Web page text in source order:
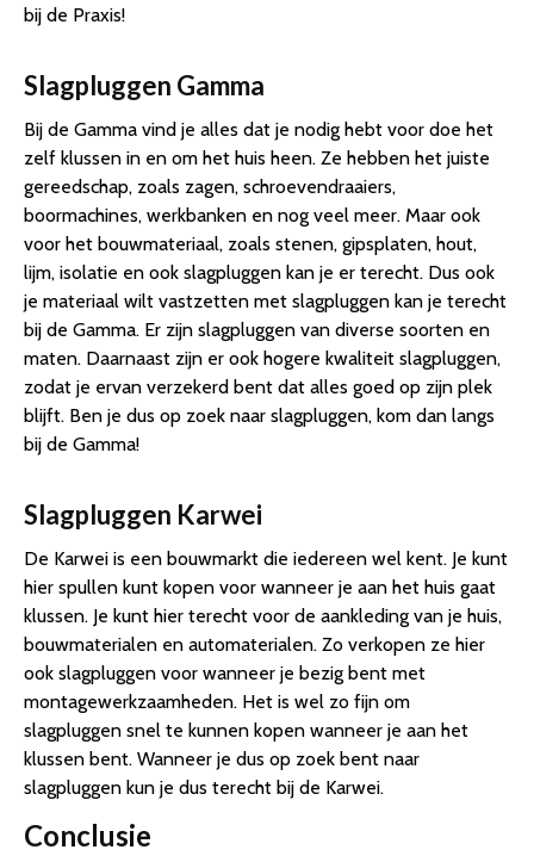
bij de Praxis!
Slagpluggen Gamma
Bij de Gamma vind je alles dat je nodig hebt voor doe het
zelf klussen in en om het huis heen. Ze hebben het juiste
gereedschap, zoals zagen, schroevendraaiers,
boormachines, werkbanken en nog veel meer. Maar ook
voor het bouwmateriaal, zoals stenen, gipsplaten, hout,
lijm, isolatie en ook slagpluggen kan je er terecht. Dus ook
je materiaal wilt vastzetten met slagpluggen kan je terecht
bij de Gamma. Er zijn slagpluggen van diverse soorten en
maten. Daarnaast zijn er ook hogere kwaliteit slagpluggen,
zodat je ervan verzekerd bent dat alles goed op zijn plek
blijft. Ben je dus op zoek naar slagpluggen, kom dan langs
bij de Gamma!
Slagpluggen Karwei
De Karwei is een bouwmarkt die iedereen wel kent. Je kunt
hier spullen kunt kopen voor wanneer je aan het huis gaat
klussen. Je kunt hier terecht voor de aankleding van je huis,
bouwmaterialen en automaterialen. Zo verkopen ze hier
ook slagpluggen voor wanneer je bezig bent met
montagewerkzaamheden. Het is wel zo fijn om
slagpluggen snel te kunnen kopen wanneer je aan het
klussen bent. Wanneer je dus op zoek bent naar
slagpluggen kun je dus terecht bij de Karwei.
Conclusie